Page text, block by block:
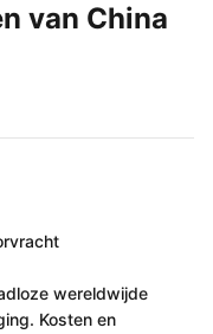
van China
wereldwijde
Kosten en